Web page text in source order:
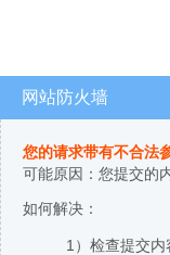
网站防火墙
您的请求带有不合法
可能原因：您提交的
如何解决：
1）检查提交内